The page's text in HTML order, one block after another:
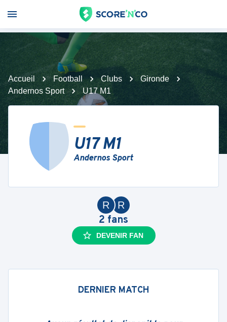
Accueil Football Clubs
Gironde
Andernos Sport
U17 M1
U17 M1
Andernos Sport
R
R
2 fans
DEVENIR FAN
DERNIER MATCH